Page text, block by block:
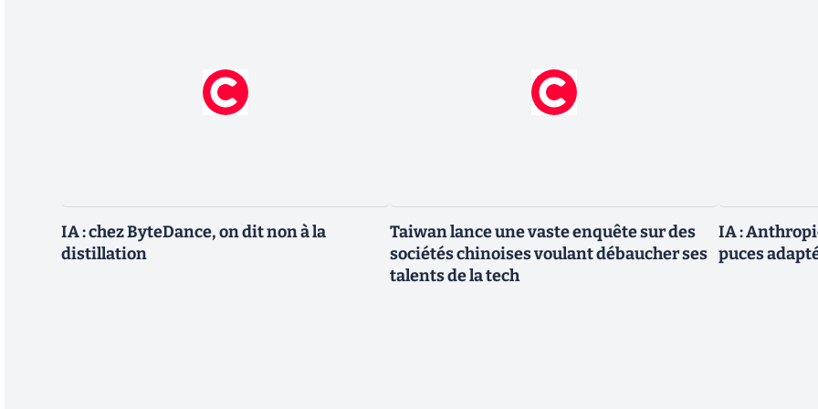
IA : chez ByteDance, on dit non à la
distillation
Taiwan lance une vaste enquête sur des
sociétés chinoises voulant débaucher ses
talents de la tech
IA :
puces